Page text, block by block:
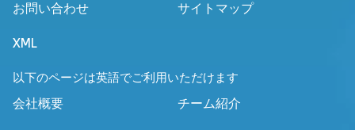
お問い合わせ サイトマップ
XML
以下のページは英語でご利用いただけます
会社概要
チーム紹介